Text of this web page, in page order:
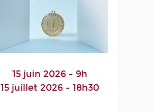
15 juin 2026 - 9h
15 juillet 2026 - 18h30